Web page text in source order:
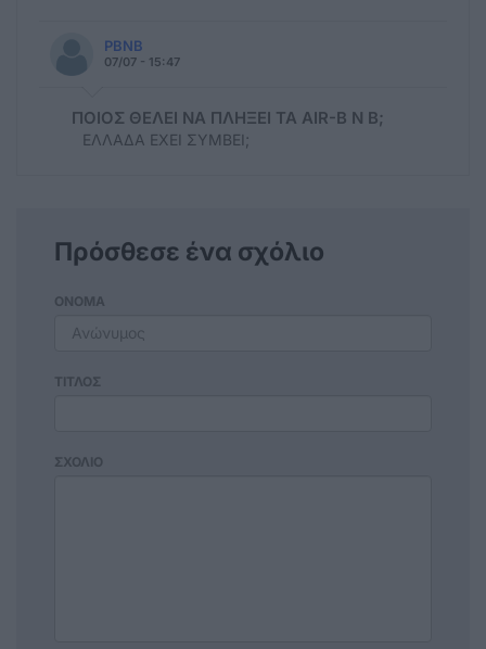
ΡΒΝΒ
07/07 - 15:47
ΠΟΙΟΣ ΘΕΛΕΙ ΝΑ ΠΛΗΞΕΙ ΤΑ ΑΙR-Β Ν Β;
ΕΛΛΑΔΑ ΕΧΕΙ ΣΥΜΒΕΙ;
Πρόσθεσε ένα σχόλιο
ΟΝΟΜΑ
ΤΙΤΛΟΣ
ΣΧΟΛΙΟ